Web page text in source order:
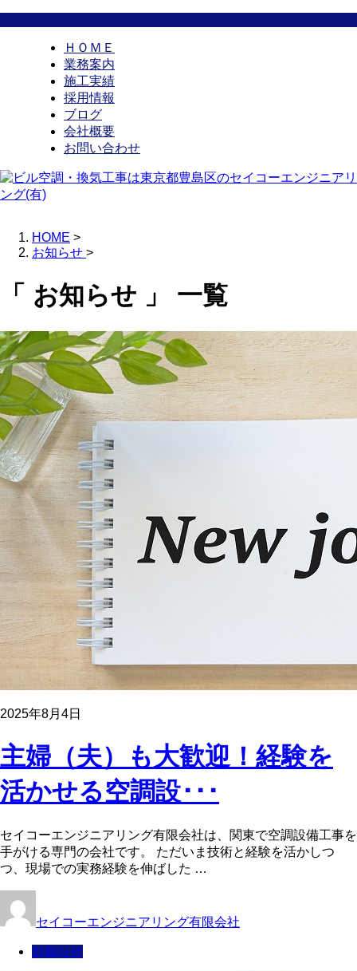
ＨＯＭＥ
業務案内
施工実績
採用情報
ブログ
会社概要
お問い合わせ
HOME >
お知らせ >
「 お知らせ 」 一覧
2025年8月4日
主婦（夫）も大歓迎！経験を
活かせる空調設･･･
セイコーエンジニアリング有限会社は、関東で空調設備工事を
手がける専門の会社です。 ただいま技術と経験を活かしつ
つ、現場での実務経験を伸ばした …
セイコーエンジニアリング有限会社
お知らせ